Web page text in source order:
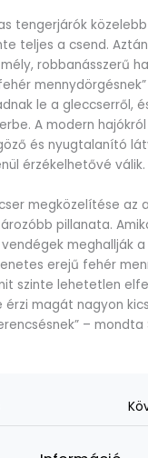
tengerjárók
teljes a csend.
robbanásszerű
le a gleccserről,
A modern
és nyugtalanító
érzékelhetővé válik.
megközelítése az
pillanata.
meghallják a
erejű fehér
szinte lehetetlen
érzi magát nagyon
– mondta